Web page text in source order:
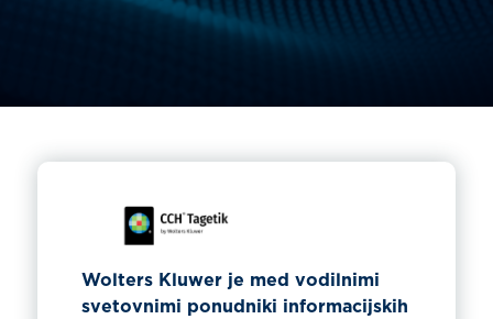
Wolters Kluwer je med vodilnimi
svetovnimi ponudniki informacijskih